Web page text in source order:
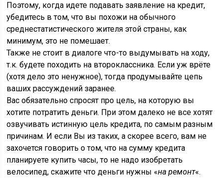
Поэтому, когда идете подавать заявление на кредит,
убедитесь в том, что вы похожи на обычного
среднестатистического жителя этой страны, как
минимум, это не помешает.
Также не стоит в диалоге что-то выдумывать на ходу,
т.к. будете походить на второклассника. Если уж врёте
(хотя дело это ненужное), тогда продумывайте цепь
ваших рассуждений заранее.
Вас обязательно спросят про цель, на которую вы
хотите потратить деньги. При этом далеко не все хотят
озвучивать истинную цель кредита, по самым разным
причинам. И если Вы из таких, а скорее всего, вам не
захочется говорить о том, что на сумму кредита
планируете купить часы, то не надо изобретать
велосипед, скажите что деньги нужны «на ремонт«.